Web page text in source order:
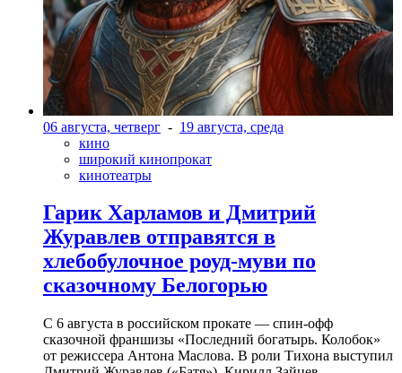
06 августа, четверг - 19 августа, среда
кино
широкий кинопрокат
кинотеатры
Гарик Харламов и Дмитрий
Журавлев отправятся в
хлебобулочное роуд-муви по
сказочному Белогорью
С 6 августа в российском прокате — спин-офф
сказочной франшизы «Последний богатырь. Колобок»
от режиссера Антона Маслова. В роли Тихона выступил